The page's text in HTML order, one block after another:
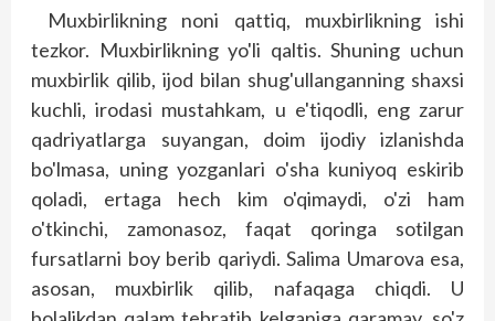
Muxbirlikning noni qattiq, muxbirlikning ishi
tezkor. Muxbirlikning yo'li qaltis. Shuning uchun
muxbirlik qilib, ijod bilan shug'ullanganning shaxsi
kuchli, irodasi mustahkam, u e'tiqodli, eng zarur
qadriyatlarga suyangan, doim ijodiy izlanishda
bo'lmasa, uning yozganlari o'sha kuniyoq eskirib
qoladi, ertaga hech kim o'qimaydi, o'zi ham
o'tkinchi, zamonasoz, faqat qoringa sotilgan
fursatlarni boy berib qariydi. Salima Umarova esa,
asosan, muxbirlik qilib, nafaqaga chiqdi. U